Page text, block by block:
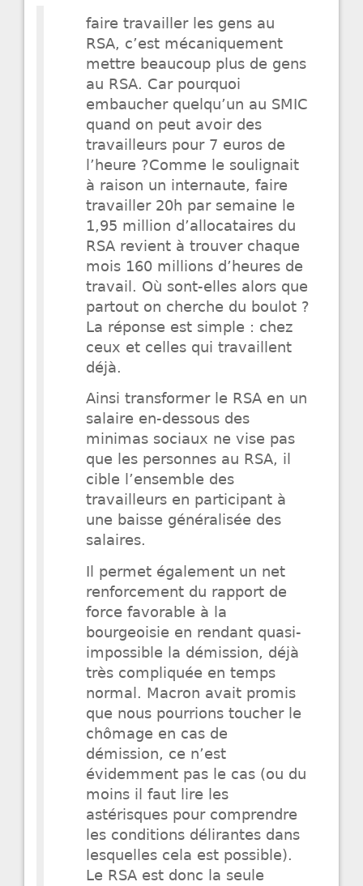
faire travailler les gens au
RSA, c’est mécaniquement
mettre beaucoup plus de gens
au RSA. Car pourquoi
embaucher quelqu’un au SMIC
quand on peut avoir des
travailleurs pour 7 euros de
l’heure ?Comme le soulignait
à raison un internaute, faire
travailler 20h par semaine le
1,95 million d’allocataires du
RSA revient à trouver chaque
mois 160 millions d’heures de
travail. Où sont-elles alors que
partout on cherche du boulot ?
La réponse est simple : chez
ceux et celles qui travaillent
déjà.
Ainsi transformer le RSA en un
salaire en-dessous des
minimas sociaux ne vise pas
que les personnes au RSA, il
cible l’ensemble des
travailleurs en participant à
une baisse généralisée des
salaires.
Il permet également un net
renforcement du rapport de
force favorable à la
bourgeoisie en rendant quasi-
impossible la démission, déjà
très compliquée en temps
normal. Macron avait promis
que nous pourrions toucher le
chômage en cas de
démission, ce n’est
évidemment pas le cas (ou du
moins il faut lire les
astérisques pour comprendre
les conditions délirantes dans
lesquelles cela est possible).
Le RSA est donc la seule